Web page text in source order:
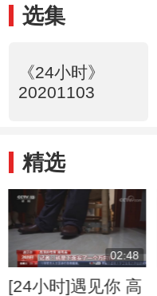
选集
《24小时》
20201103
精选
02:48
[24小时]遇见你 高